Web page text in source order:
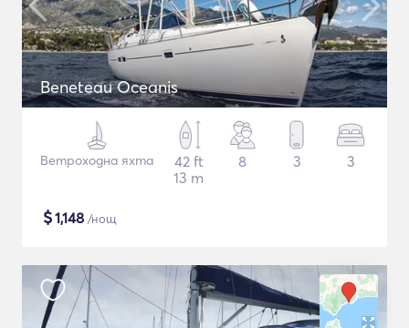
Beneteau Oceanis
Ветроходна яхта
42 ft
13 m
8 3 3
$1,148 /нощ